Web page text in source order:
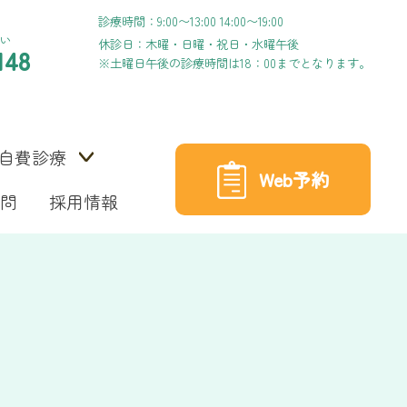
診療時間：9:00〜13:00 14:00〜19:00
休診日：木曜・日曜・祝日・水曜午後
※土曜日午後の診療時間は18：00までとなります。
Web予約
費診療
採用情報